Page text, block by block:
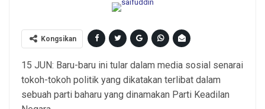
Kongsikan
15 JUN: Baru-baru ini tular dalam media sosial senarai
tokoh-tokoh politik yang dikatakan terlibat dalam
sebuah parti baharu yang dinamakan Parti Keadilan